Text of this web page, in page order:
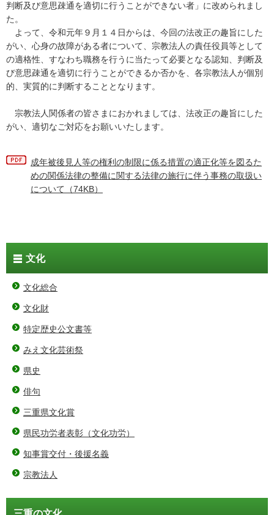
判断及び意思疎通を適切に行うことができない者」に改められまし
た。
よって、令和元年９月１４日からは、今回の法改正の趣旨にした
がい、心身の故障がある者について、宗教法人の責任役員等として
の適格性、すなわち職務を行うに当たって必要となる認知、判断及
び意思疎通を適切に行うことができるか否かを、各宗教法人が個別
的、実質的に判断することとなります。
宗教法人関係者の皆さまにおかれましては、法改正の趣旨にした
がい、適切なご対応をお願いいたします。
成年被後見人等の権利の制限に係る措置の適正化等を図るた
めの関係法律の整備に関する法律の施行に伴う事務の取扱い
について（74KB）
文化
文化総合
文化財
特定歴史公文書等
みえ文化芸術祭
県史
俳句
三重県文化賞
県民功労者表彰（文化功労）
知事賞交付・後援名義
宗教法人